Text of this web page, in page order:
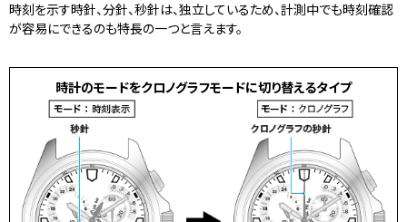
時刻を示す時針、分針、秒針は、独立しているため、計測中でも時刻確認
が容易にできるのも特長の一つと言えます。
時計のモードをクロノグラフモードに切り替えるタイプ